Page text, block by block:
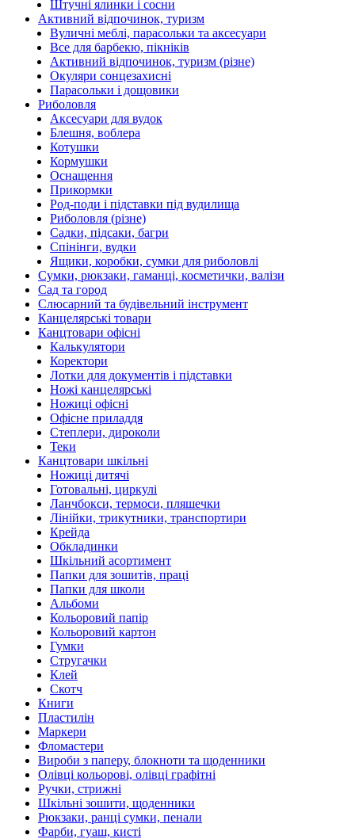
Штучні ялинки і сосни
Активний відпочинок, туризм
Вуличні меблі, парасольки та аксесуари
Все для барбекю, пікніків
Активний відпочинок, туризм (різне)
Окуляри сонцезахисні
Парасольки і дощовики
Риболовля
Аксесуари для вудок
Блешня, воблера
Котушки
Кормушки
Оснащення
Прикормки
Род-поди і підставки під вудилища
Риболовля (різне)
Садки, підсаки, багри
Спінінги, вудки
Ящики, коробки, сумки для риболовлі
Сумки, рюкзаки, гаманці, косметички, валізи
Сад та город
Слюсарний та будівельний інструмент
Канцелярські товари
Канцтовари офісні
Калькулятори
Коректори
Лотки для документів і підставки
Ножі канцелярські
Ножиці офісні
Офісне приладдя
Степлери, дироколи
Теки
Канцтовари шкільні
Ножиці дитячі
Готовальні, циркулі
Ланчбокси, термоси, пляшечки
Лінійки, трикутники, транспортири
Крейда
Обкладинки
Шкільний асортимент
Папки для зошитів, праці
Папки для школи
Альбоми
Кольоровий папір
Кольоровий картон
Гумки
Стругачки
Клей
Скотч
Книги
Пластилін
Маркери
Фломастери
Вироби з паперу, блокноти та щоденники
Олівці кольорові, олівці графітні
Ручки, стрижні
Шкільні зошити, щоденники
Рюкзаки, ранці сумки, пенали
Фарби, гуаш, кисті